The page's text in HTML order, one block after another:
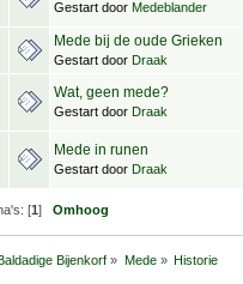
Gestart door Medeblander
Mede bij de oude Grieken
Gestart door Draak
Wat, geen mede?
Gestart door Draak
Mede in runen
Gestart door Draak
[1]Omhoog
Bijenkorf » Mede» Historie